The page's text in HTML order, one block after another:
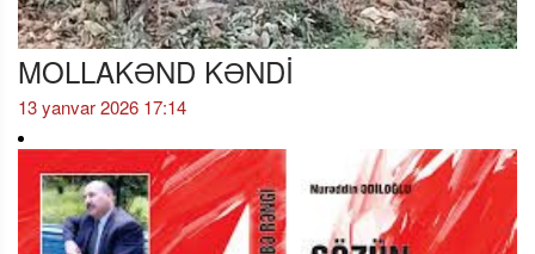
MOLLAKƏND KƏNDİ
13 yanvar 2026 17:14